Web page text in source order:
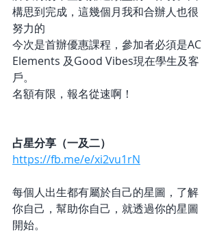
構思到完成，這幾個月我和合辦人也很
努力的
今次是首辦優惠課程，參加者必須是AC
Elements 及Good Vibes現在學生及客
戶。
名額有限，報名從速啊！
占星分享（一及二）
https://fb.me/e/xi2vu1rN
每個人出生都有屬於自己的星圖，了解
你自己，幫助你自己，就透過你的星圖
開始。